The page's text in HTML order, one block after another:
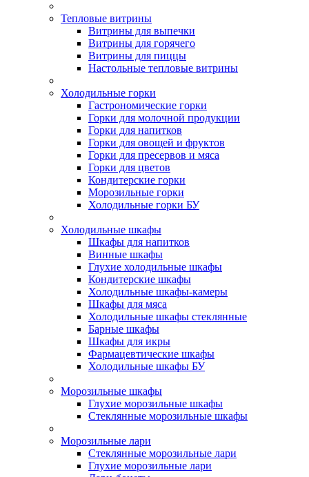
Тепловые витрины
Витрины для выпечки
Витрины для горячего
Витрины для пиццы
Настольные тепловые витрины
Холодильные горки
Гастрономические горки
Горки для молочной продукции
Горки для напитков
Горки для овощей и фруктов
Горки для пресервов и мяса
Горки для цветов
Кондитерские горки
Морозильные горки
Холодильные горки БУ
Холодильные шкафы
Шкафы для напитков
Винные шкафы
Глухие холодильные шкафы
Кондитерские шкафы
Холодильные шкафы-камеры
Шкафы для мяса
Холодильные шкафы стеклянные
Барные шкафы
Шкафы для икры
Фармацевтические шкафы
Холодильные шкафы БУ
Морозильные шкафы
Глухие морозильные шкафы
Стеклянные морозильные шкафы
Морозильные лари
Стеклянные морозильные лари
Глухие морозильные лари